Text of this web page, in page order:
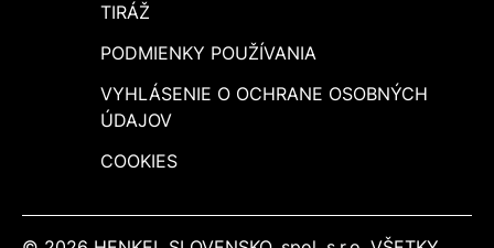
TIRÁŽ
PODMIENKY POUŽÍVANIA
VYHLÁSENIE O OCHRANE OSOBNÝCH
ÚDAJOV
COOKIES